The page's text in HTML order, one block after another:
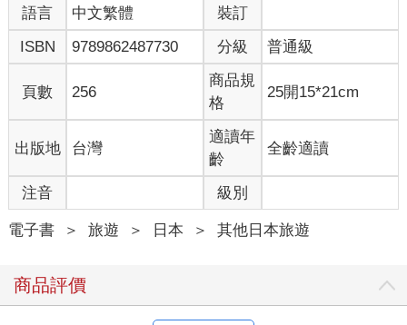
歡在天氣好的週末到處散步，而我也一樣，喜歡看著被標滿星星
的地圖，在這個城市的各個小區域探索東京。
●下町的建築散步
下町通常是指一個城市之中，靠近河岸、海邊的工商業聚集的區
域。
東京的下町指的是東京的東邊，包含淺草、日本橋，以及最近興
起的藏前、森下、清澄白河，一直往下到門前仲町。下町保存著
許多歷史痕跡，通常會有一些老舖、一些年長的人、一些熱情的
朋友。「東京的西邊都是上班族，東邊都是下町的老人。」在都
是真正的東京人。」雖然下町總被貼著標籤，但我喜歡下町。
語言 中文繁體
裝訂
ISBN
9789862487730 分級 普通級
頁數 256
商品規
格
25開15*21cm
出版地 台灣
適讀年
齡
全齡適讀
注音 級別
電子書 ＞ 旅遊 ＞ 日本 ＞ 其他日本旅遊
商品評價